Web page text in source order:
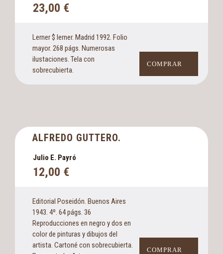
23,00 €
Lerner $ lerner. Madrid 1992. Folio
mayor. 268 págs. Numerosas
ilustaciones. Tela con
sobrecubierta.
COMPRAR
ALFREDO GUTTERO.
Julio E. Payró
12,00 €
Editorial Poseidón. Buenos Aires
1943. 4º. 64 págs. 36
Reproducciones en negro y dos en
color de pinturas y dibujos del
artista. Cartoné con sobrecubierta.
COMPRAR